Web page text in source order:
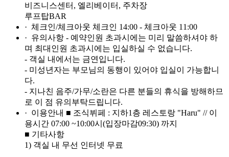
비즈니스센터, 엘리베이터, 주차장
루프탑BAR
· 체크인/체크아웃 체크인 14:00 - 체크아웃 11:00
· 유의사항 - 예약인원 초과시에는 미리 말씀하셔야 하
며 최대인원 초과시에는 입실하실 수 없습니다.
- 객실 내에서는 금연입니다.
- 미성년자는 부모님의 동행이 있어야 입실이 가능합니
다.
- 지나친 음주/가무/소란은 다른 분들의 휴식을 방해하므
로 이 점 유의부탁드립니다.
· 이용안내 ■ 조식뷔페 : 지하1층 레스토랑 "Haru" // 이
용시간 07:00 ~10:00시(입장마감09:30) 까지
■ 기타사항
1) 객실 내 무선 인터넷 무료